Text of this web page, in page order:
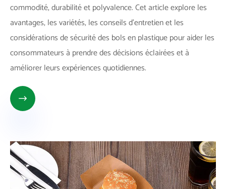
commodité, durabilité et polyvalence. Cet article explore les
avantages, les variétés, les conseils d'entretien et les
considérations de sécurité des bols en plastique pour aider les
consommateurs à prendre des décisions éclairées et à
améliorer leurs expériences quotidiennes.
